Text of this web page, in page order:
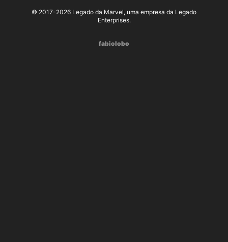
© 2017-2026 Legado da Marvel, uma empresa da Legado
Enterprises.
fabiolobo